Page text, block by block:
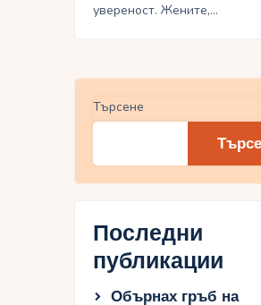
увереност. Жените,…
Търсене
Последни
публикации
Обърнах гръб на